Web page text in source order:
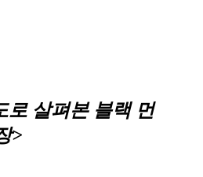
로 살펴본 블랙 먼
>